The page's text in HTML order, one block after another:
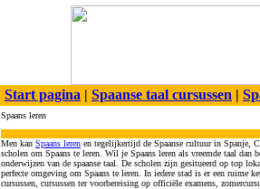
Start pagina | Spaanse taal cursussen |
Spaans leren
Men kan Spaans leren en tegelijkertijd de Spaanse cultuur in Spanje,
scholen om Spaans te leren. Wil je Spaans leren als vreemde taal
onderwijzen van de spaanse taal. De scholen zijn gesitueerd op top
perfecte omgeving om Spaans te leren. In iedere stad is er een ruime
cursussen, cursussen ter voorbereising op officiële examens,